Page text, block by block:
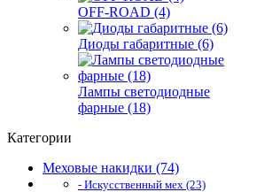
OFF-ROAD (4)
Диоды габаритные (6)
Лампы светодиодные
фарные (18)
Категории
Меховые накидки (74)
- Искусственный мех (23)